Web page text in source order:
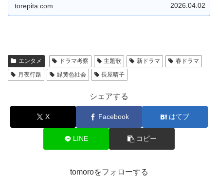
torepita.com 2026.04.02
エンタメ ドラマ考察 主題歌 新ドラマ
春ドラマ
月夜行路
緑黄色社会 長屋晴子
シェアする
X Facebook はてブ
LINE コピー
tomoroをフォローする